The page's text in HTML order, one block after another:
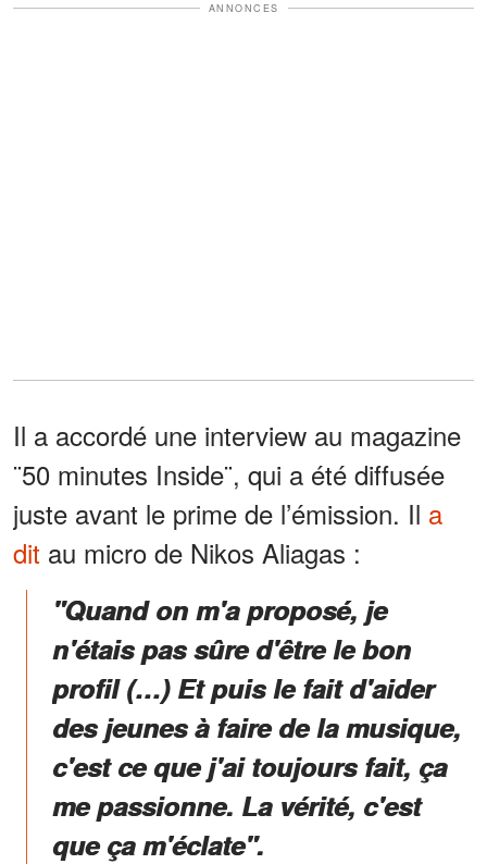
ANNONCES
Il a accordé une interview au magazine
¨50 minutes Inside¨, qui a été diffusée
juste avant le prime de l’émission. Il a
dit au micro de Nikos Aliagas :
"Quand on m'a proposé, je
n'étais pas sûre d'être le bon
profil (…) Et puis le fait d'aider
des jeunes à faire de la musique,
c'est ce que j'ai toujours fait, ça
me passionne. La vérité, c'est
que ça m'éclate".